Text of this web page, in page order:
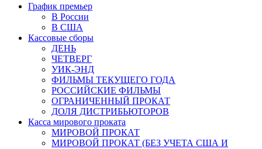
График премьер
В России
В США
Кассовые сборы
ДЕНЬ
ЧЕТВЕРГ
УИК-ЭНД
ФИЛЬМЫ ТЕКУЩЕГО ГОДА
РОССИЙСКИЕ ФИЛЬМЫ
ОГРАНИЧЕННЫЙ ПРОКАТ
ДОЛЯ ДИСТРИБЬЮТОРОВ
Касса мирового проката
МИРОВОЙ ПРОКАТ
МИРОВОЙ ПРОКАТ (БЕЗ УЧЕТА США И